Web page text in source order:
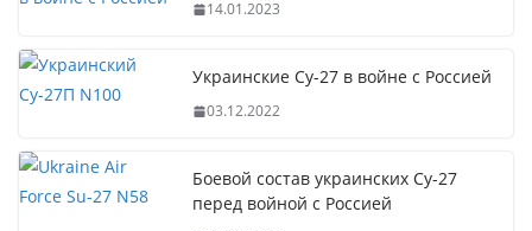
14.01.2023
Украинские Су-27 в войне с Россией
03.12.2022
Боевой состав украинских Су-27
перед войной с Россией